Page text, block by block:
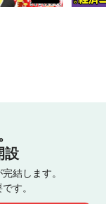
設
結します。
す。